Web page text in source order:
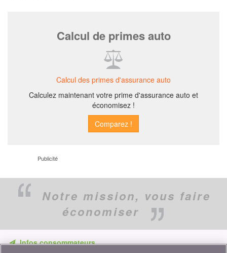
Calcul de primes auto
Calcul des primes d'assurance auto
Calculez maintenant votre prime d'assurance auto et
économisez !
Publicité
Notre mission, vous faire
économiser
Infos consommateurs